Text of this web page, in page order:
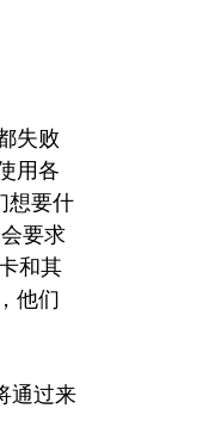
失败
用各
想要什
要求
和其
他们
通过来